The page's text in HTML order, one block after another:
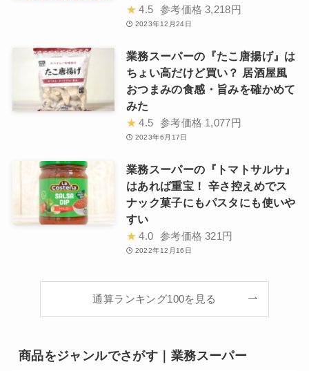
★ 4.5 参考価格 3,218円
2023年12月24日
業務スーパーの『たこ唐揚げ』は
ちょい高だけど買い？ 居酒屋風
おつまみの食感・旨みを確かめて
みた
★ 4.5 参考価格 1,077円
2023年6月17日
業務スーパーの『トマトサルサ』
はあれば重宝！ 辛さ控えめでス
ナック菓子にもパスタにも使いや
すい
★ 4.0 参考価格 321円
2022年12月16日
通算ランキング100を見る
商品をジャンルでさがす｜業務スーパー